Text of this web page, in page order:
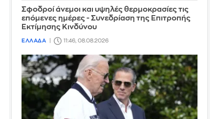
Σφοδροί άνεμοι και υψηλές θερμοκρασίες τις
επόμενες ημέρες - Συνεδρίαση της Επιτροπής
Εκτίμησης Κινδύνου
ΕΛΛΑΔΑ 11:46, 08.08.2026